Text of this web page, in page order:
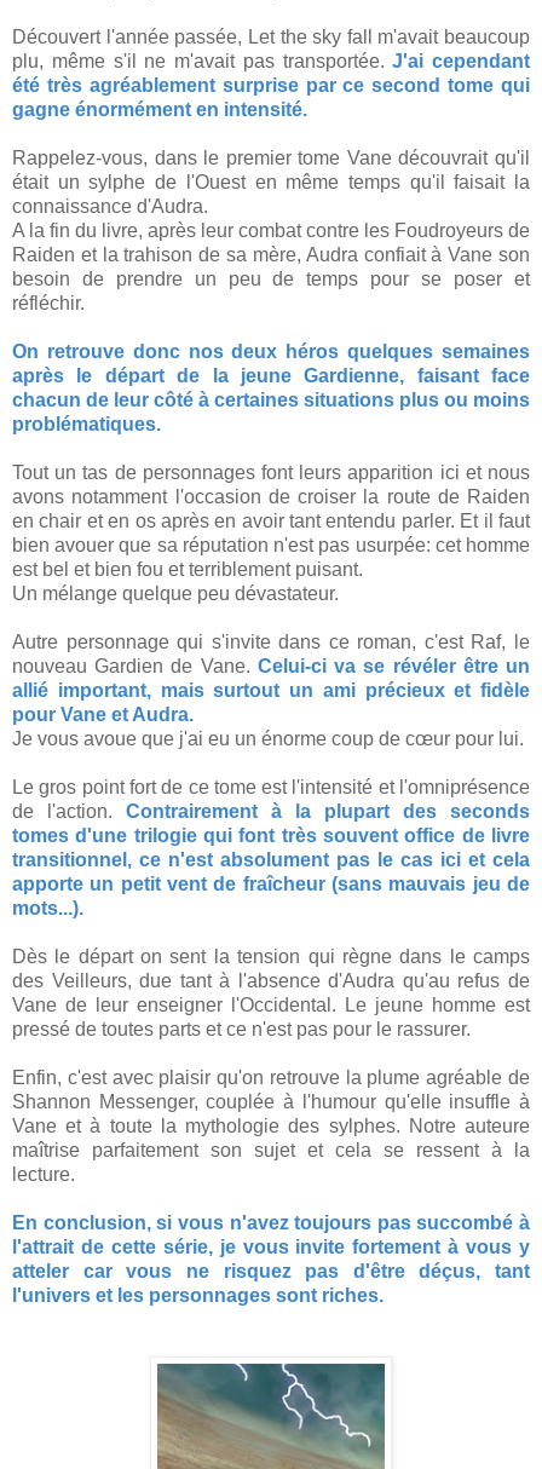
Découvert l'année passée, Let the sky fall m'avait beaucoup
plu, même s'il ne m'avait pas transportée.J'ai cependant
été très agréablement surprise par ce second tome qui
gagne énormément en intensité.
Rappelez-vous, dans le premier tome Vane découvrait qu'il
était un sylphe de l'Ouest en même temps qu'il faisait la
connaissance d'Audra.
A la fin du livre, après leur combat contre les Foudroyeurs de
Raiden et la trahison de sa mère, Audra confiait à Vane son
besoin de prendre un peu de temps pour se poser et
réfléchir.
On retrouve donc nos deux héros quelques semaines
après le départ de la jeune Gardienne, faisant face
chacun de leur côté à certaines situations plus ou moins
problématiques.
Tout un tas de personnages font leurs apparition ici et nous
avons notamment l'occasion de croiser la route de Raiden
en chair et en os après en avoir tant entendu parler. Et il faut
bien avouer que sa réputation n'est pas usurpée: cet homme
est bel et bien fou et terriblement puisant.
Un mélange quelque peu dévastateur.
Autre personnage qui s'invite dans ce roman, c'est Raf, le
nouveau Gardien de Vane. Celui-ci va se révéler être un
allié important, mais surtout un ami précieux et fidèle
pour Vane et Audra.
Je vous avoue que j'ai eu un énorme coup de cœur pour lui.
Le gros point fort de ce tome est l'intensité et l'omniprésence
de l'action. Contrairement à la plupart des seconds
tomes d'une trilogie qui font très souvent office de livre
transitionnel, ce n'est absolument pas le cas ici et cela
apporte un petit vent de fraîcheur (sans mauvais jeu de
mots...).
Dès le départ on sent la tension qui règne dans le camps
des Veilleurs, due tant à l'absence d'Audra qu'au refus de
Vane de leur enseigner l'Occidental. Le jeune homme est
pressé de toutes parts et ce n'est pas pour le rassurer.
Enfin, c'est avec plaisir qu'on retrouve la plume agréable de
Shannon Messenger, couplée à l'humour qu'elle insuffle à
Vane et à toute la mythologie des sylphes. Notre auteure
maîtrise parfaitement son sujet et cela se ressent à la
lecture.
En conclusion, si vous n'avez toujours pas succombé à
l'attrait de cette série, je vous invite fortement à vous y
atteler car vous ne risquez pas d'être déçus, tant
l'univers et les personnages sont riches.